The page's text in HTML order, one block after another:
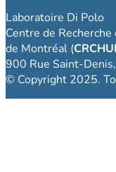
Laboratoire Di Polo
Centre de
de Montréal (
900 Rue Saint-
© Copyright 2025.